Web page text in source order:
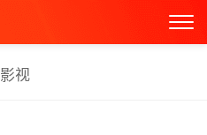
影视